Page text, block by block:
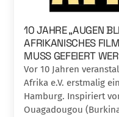
10 JAHRE „AUGEN
AFRIKANISCHES
MUSS GEFEIERT
Vor 10 Jahren
Afrika e.V. erstmalig
Hamburg. Inspiriert
Ouagadougou